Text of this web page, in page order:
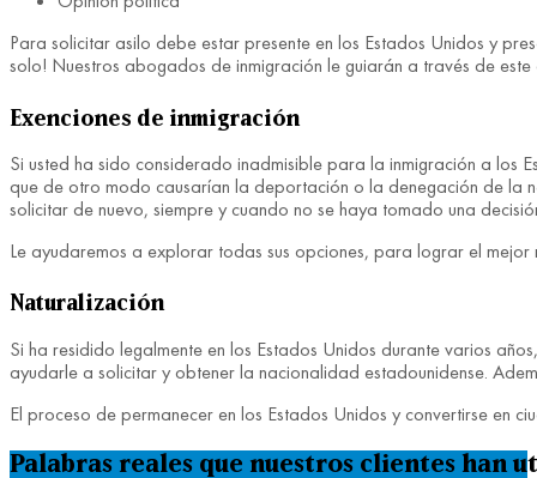
Para solicitar asilo debe estar presente en los Estados Unidos y
solo! Nuestros abogados de inmigración le guiarán a través de
Exenciones de inmigración
Si usted ha sido considerado inadmisible para la inmigración a los
que de otro modo causarían la deportación o la denegación de la
solicitar de nuevo, siempre y cuando no se haya tomado una
Le ayudaremos a explorar todas sus opciones, para lograr el
Naturalización
Si ha residido legalmente en los Estados Unidos durante varios
ayudarle a solicitar y obtener la nacionalidad estadounidense.
El proceso de permanecer en los Estados Unidos y convertirse en
Palabras reales que nuestros clientes han